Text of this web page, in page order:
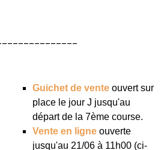
Guichet de vente ouvert sur
place le jour J jusqu'au
départ de la 7ème course.
Vente en ligne ouverte
jusqu'au 21/06 à 11h00 (ci-